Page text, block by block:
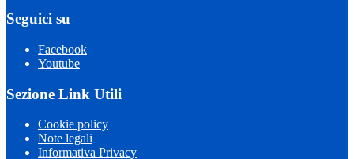
Seguici su
Facebook
Youtube
Sezione Link Utili
Cookie policy
Note legali
Informativa Privacy